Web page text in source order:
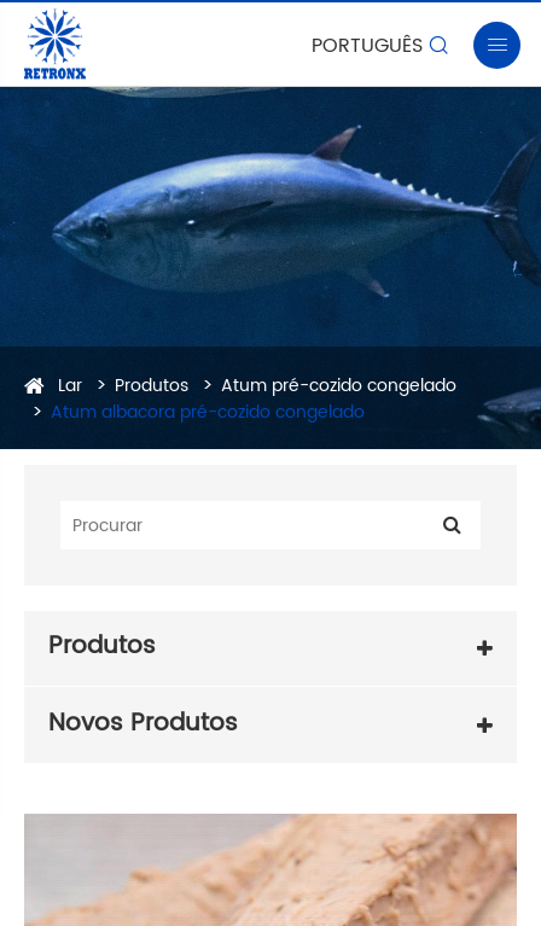
PORTUGUÊS  
Lar Produtos
Atum pré-cozido congelado
Atum albacora pré-cozido congelado
Produtos
Novos Produtos